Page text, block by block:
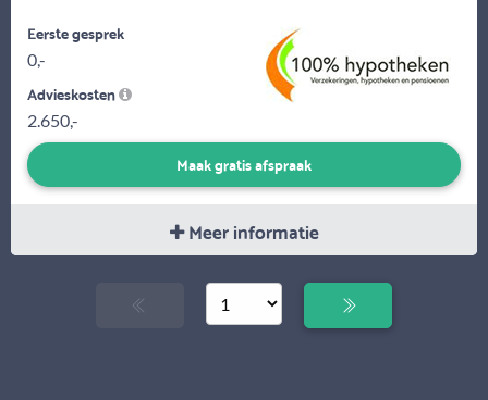
Eerste gesprek
0,-
Advieskosten
2.650,-
Maak gratis afspraak
Meer informatie